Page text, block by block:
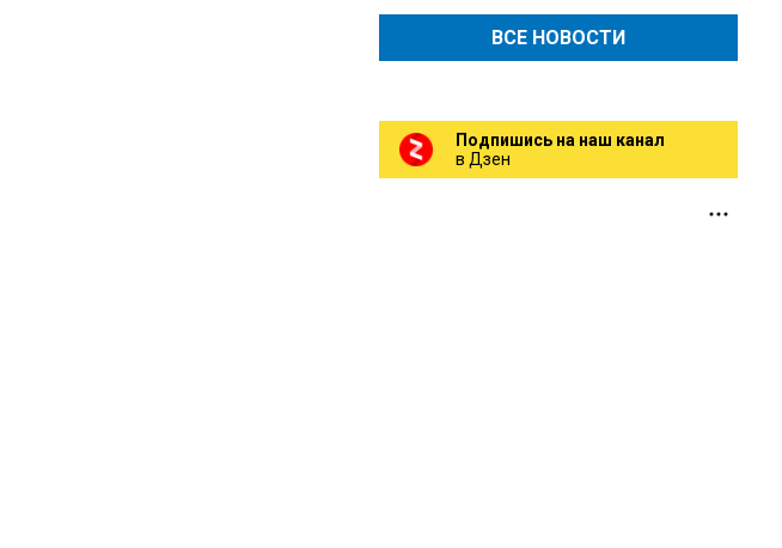
ВСЕ НОВОСТИ
Подпишись на наш канал
в Дзен